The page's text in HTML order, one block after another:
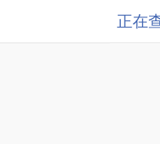
正在